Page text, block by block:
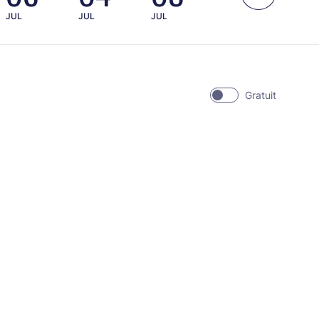
JUL JUL JUL
Gratuit